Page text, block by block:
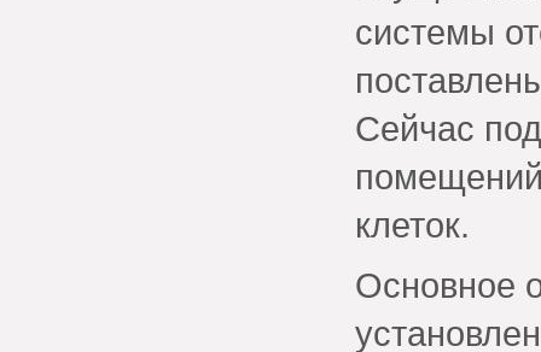
системы
Сейчас
клеток.
Основное